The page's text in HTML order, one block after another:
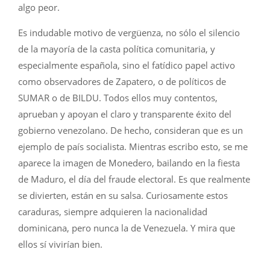
algo peor.
Es indudable motivo de vergüenza, no sólo el silencio
de la mayoría de la casta política comunitaria, y
especialmente española, sino el fatídico papel activo
como observadores de Zapatero, o de políticos de
SUMAR o de BILDU. Todos ellos muy contentos,
aprueban y apoyan el claro y transparente éxito del
gobierno venezolano. De hecho, consideran que es un
ejemplo de país socialista. Mientras escribo esto, se me
aparece la imagen de Monedero, bailando en la fiesta
de Maduro, el día del fraude electoral. Es que realmente
se divierten, están en su salsa. Curiosamente estos
caraduras, siempre adquieren la nacionalidad
dominicana, pero nunca la de Venezuela. Y mira que
ellos sí vivirían bien.